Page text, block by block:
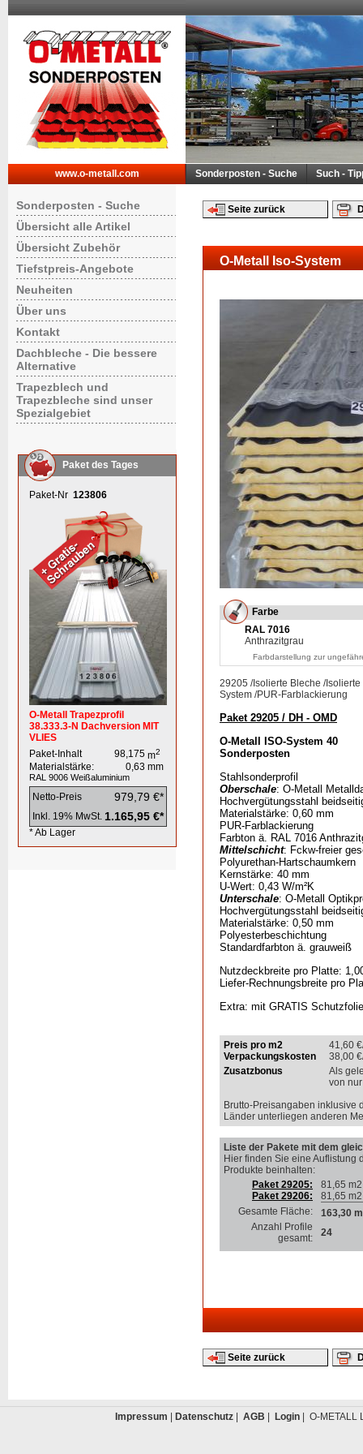
www.o-metall.com Sonderposten - Suche Such -
Sonderposten - Suche
Übersicht alle Artikel
Übersicht Zubehör
Tiefstpreis-Angebote
Neuheiten
Über uns
Kontakt
Dachbleche - Die bessere
Alternative
Trapezblech und
Trapezbleche sind unser
Spezialgebiet
Paket des Tages
Paket-Nr 123806
O-Metall Trapezprofil
38.333.3-N Dachversion MIT
VLIES
Paket-Inhalt
98,175 m2
Materialstärke: 0,63 mm
RAL 9006 Weißaluminium
Netto-Preis 979,79 €*
Inkl. 19% MwSt. 1.165,95 €*
* Ab Lager
Seite zurück
O-Metall Iso-System
Farbe
RAL 7016
Anthrazitgrau
Farbdarstellung zur
29205 /Isolierte Bleche /Isolierte
System /PUR-Farblackierung
Paket 29205 / DH - OMD
O-Metall ISO-System 40
Sonderposten
Stahlsonderprofil
Oberschale: O-Metall
Hochvergütungsstahl
Materialstärke: 0,60 mm
PUR-Farblackierung
Farbton ä. RAL 7016
Mittelschicht: Fckw-freier
Polyurethan-Hartschaumkern
Kernstärke: 40 mm
U-Wert: 0,43 W/m²K
Unterschale: O-Metall
Hochvergütungsstahl
Materialstärke: 0,50 mm
Polyesterbeschichtung
Standardfarbton ä. grauweiß
Nutzdeckbreite pro Platte:
Liefer-Rechnungsbreite pro
Extra: mit GRATIS
Preis pro m2 41,60
Verpackungskosten
38,00
Zusatzbonus
Als
von
Brutto-Preisangaben inklusive
Länder unterliegen anderen
Liste der Pakete mit dem
Hier finden Sie eine Auflistung
Produkte beinhalten:
Paket 29205:
Paket 29206:
81,65 m2
81,65 m2
Gesamte Fläche:
163,30 m
Anzahl Profile
gesamt:
24
Seite zurück
Impressum Datenschutz| AGB Login| O-METALL